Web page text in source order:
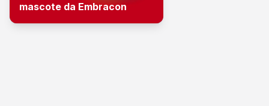
mascote da Embracon